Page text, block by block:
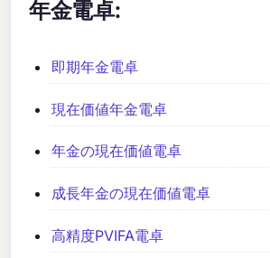
年金電卓:
即期年金電卓
現在価値年金電卓
年金の現在価値電卓
成長年金の現在価値電卓
高精度PVIFA電卓